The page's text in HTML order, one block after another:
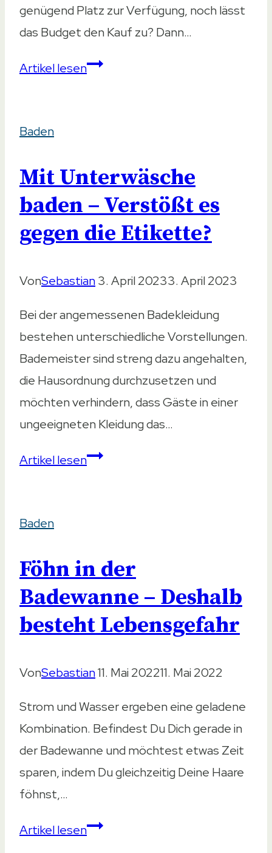
genügend Platz zur Verfügung, noch lässt
das Budget den Kauf zu? Dann…
Artikel lesenSprudelmatte
5
Modelle
im
Vergleich
Baden
Mit Unterwäsche
baden – Verstößt es
gegen die Etikette?
VonSebastian3. April 20233. April 2023
Bei der angemessenen Badekleidung
bestehen unterschiedliche Vorstellungen.
Bademeister sind streng dazu angehalten,
die Hausordnung durchzusetzen und
möchten verhindern, dass Gäste in einer
ungeeigneten Kleidung das…
Artikel lesenMit
es
die
Etikette?
Baden
Föhn in der
Badewanne – Deshalb
besteht Lebensgefahr
VonSebastian11. Mai 202211. Mai 2022
Strom und Wasser ergeben eine geladene
Kombination. Befindest Du Dich gerade in
der Badewanne und möchtest etwas Zeit
sparen, indem Du gleichzeitig Deine Haare
föhnst,…
Artikel lesenFöhn